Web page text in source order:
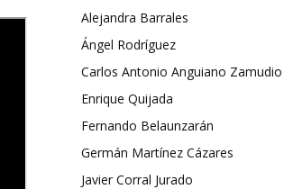
Alejandra Barrales
Ángel Rodríguez
Carlos Antonio Anguiano Zamudio
Enrique Quijada
Fernando Belaunzarán
Germán Martínez Cázares
Javier Corral Jurado